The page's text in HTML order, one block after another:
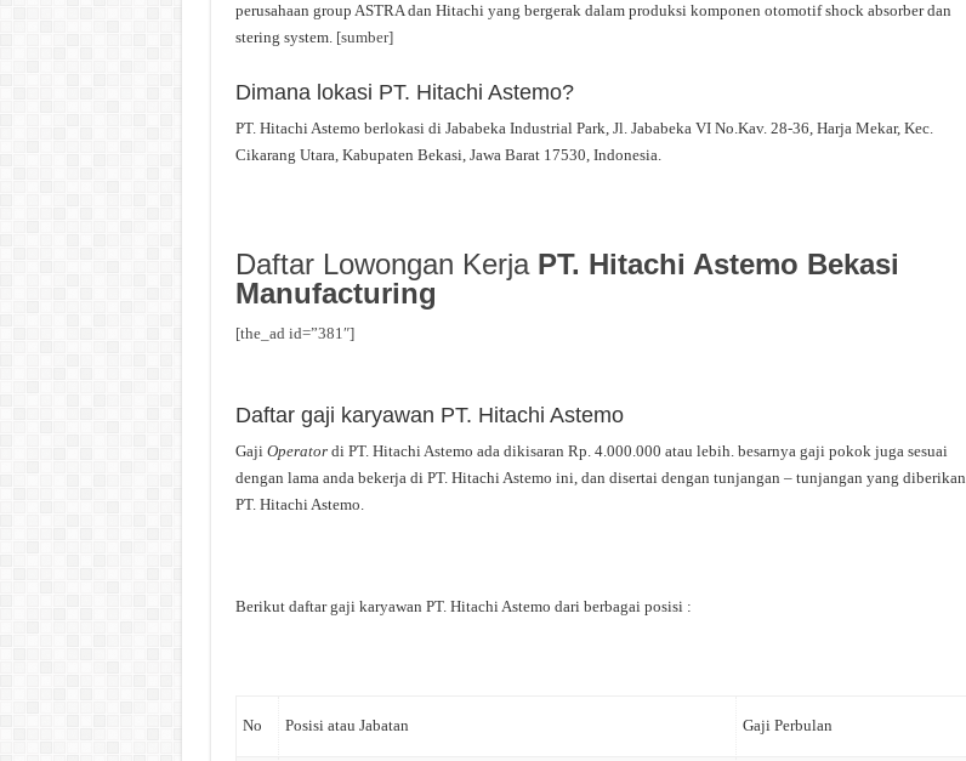
perusahaan group ASTRA dan Hitachi yang bergerak dalam produksi komponen otomotif shock absorber dan
stering system. [sumber]
Dimana lokasi PT. Hitachi Astemo?
PT. Hitachi Astemo berlokasi di Jababeka Industrial Park, Jl. Jababeka VI No.Kav. 28-36, Harja Mekar, Kec.
Cikarang Utara, Kabupaten Bekasi, Jawa Barat 17530, Indonesia.
Daftar Lowongan Kerja PT. Hitachi Astemo Bekasi
Manufacturing
[the_ad id=”381″]
Daftar gaji karyawan PT. Hitachi Astemo
Gaji Operator di PT. Hitachi Astemo ada dikisaran Rp. 4.000.000 atau lebih. besarnya gaji pokok juga sesuai
dengan lama anda bekerja di PT. Hitachi Astemo ini, dan disertai dengan tunjangan – tunjangan yang diberikan
PT. Hitachi Astemo.
Berikut daftar gaji karyawan PT. Hitachi Astemo dari berbagai posisi :
No Posisi atau Jabatan Gaji Perbulan